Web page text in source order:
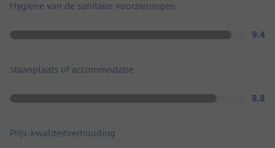
Hygiëne van de sanitaire voorzieningen
9.4
staanplaats of accommodatie
8.8
Prijs-kwaliteitverhouding